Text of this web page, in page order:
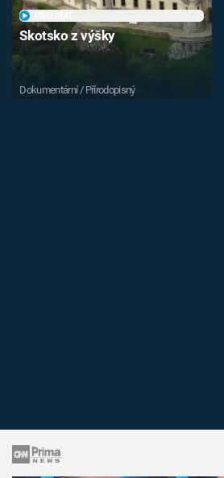
Skotsko z výšky
Dokumentární / Přírodopisný